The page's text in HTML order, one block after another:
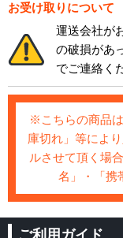
お受け取りについて
運送会社が
の破損があ
でご連絡く
※こちらの商品
庫切れ」等によ
ルさせて頂く場
名」・「携